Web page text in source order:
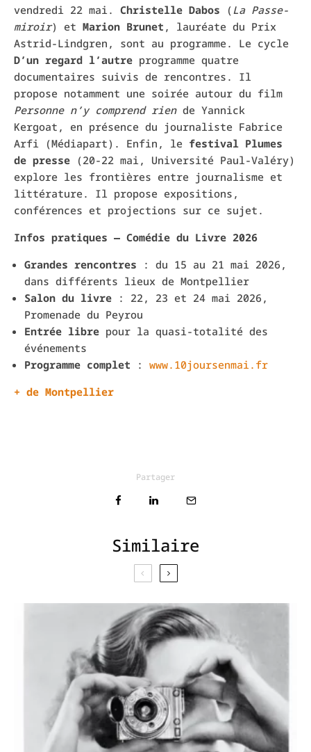
vendredi 22 mai. Christelle Dabos (La Passe-
miroir) et Marion Brunet , lauréate du Prix
Astrid-Lindgren, sont au programme. Le cycle
D’un regard l’autre programme quatre
documentaires suivis de rencontres. Il
propose notamment une soirée autour du film
Personne n’y comprend riende Yannick
Kergoat, en présence du journaliste Fabrice
Arfi (Médiapart). Enfin, le festival Plumes
de presse (20-22 mai, Université Paul-Valéry)
explore les frontières entre journalisme et
littérature. Il propose expositions,
conférences et projections sur ce sujet.
Infos pratiques — Comédie du Livre 2026
Grandes rencontres : du 15 au 21 mai 2026,
dans différents lieux de Montpellier
Salon du livre : 22, 23 et 24 mai 2026,
Promenade du Peyrou
Entrée libre pour la quasi-totalité des
événements
Programme complet : www.10joursenmai.fr
+ de Montpellier
Partager
Similaire